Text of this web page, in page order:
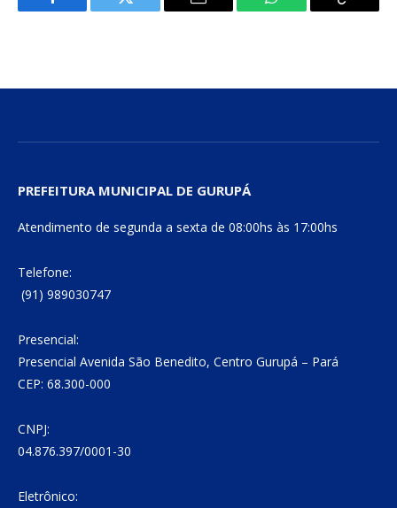
Facebook Twitter
E-
WhatsApp Copiar
PREFEITURA MUNICIPAL DE GURUPÁ
Atendimento de segunda a sexta de 08:00hs às 17:00hs
Telefone:
(91) 989030747
Presencial:
Presencial Avenida São Benedito, Centro Gurupá – Pará
CEP: 68.300-000
CNPJ:
04.876.397/0001-30
Eletrônico: